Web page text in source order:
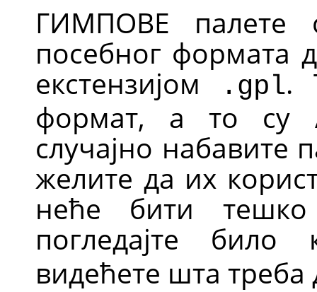
ГИМПОВЕ палете
посебног формата
екстензијом .gpl.
формат, а то су
случајно набавите
желите да их
неће бити
погледајте
видећете шта треба